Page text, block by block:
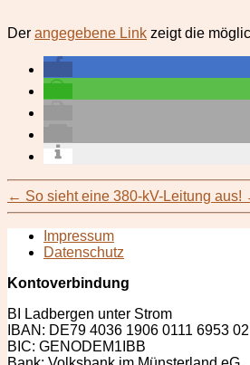
Der angegebene Link zeigt die
← So sieht eine 380-kV-Leitung aus!
Impressum
Datenschutz
Kontoverbindung
BI Ladbergen unter Strom
IBAN: DE79 4036 1906 0111 6953 02
BIC: GENODEM1IBB